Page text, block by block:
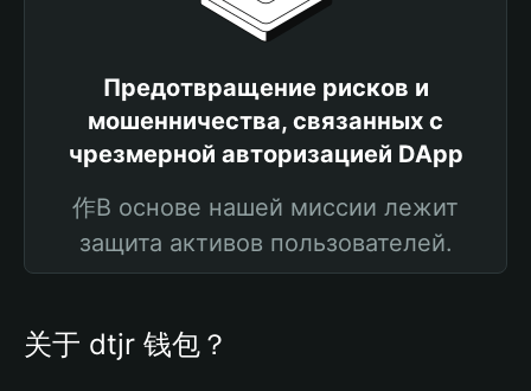
Предотвращение рисков и
мошенничества, связанных с
чрезмерной авторизацией DApp
作В основе нашей миссии лежит
защита активов пользователей.
关于 dtjr 钱包？